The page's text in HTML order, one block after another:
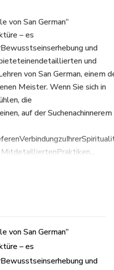
von San German“
– es
und
und
von San German, einem
Meister. Wenn Sie sich in
die
auf der Suchenachinnerem
von San German“
– es
und